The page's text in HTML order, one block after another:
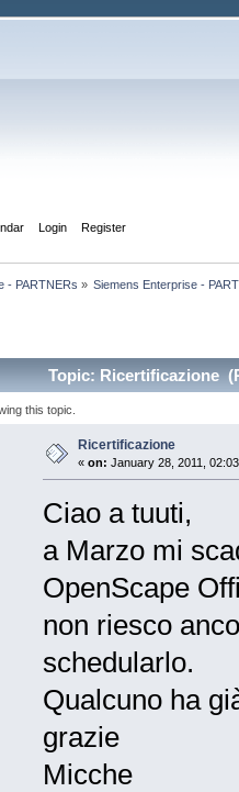
Login Register
- PARTNERs » Siemens Enterprise -
Topic: Ricertificazione
this topic.
Ricertificazione
« on: January 28, 2011,
Ciao a tuuti,
a Marzo mi
OpenScape
non riesco
schedularlo.
Qualcuno ha
grazie
Micche